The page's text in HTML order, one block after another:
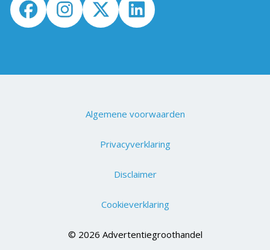
Algemene voorwaarden
Privacyverklaring
Disclaimer
Cookieverklaring
© 2026 Advertentiegroothandel